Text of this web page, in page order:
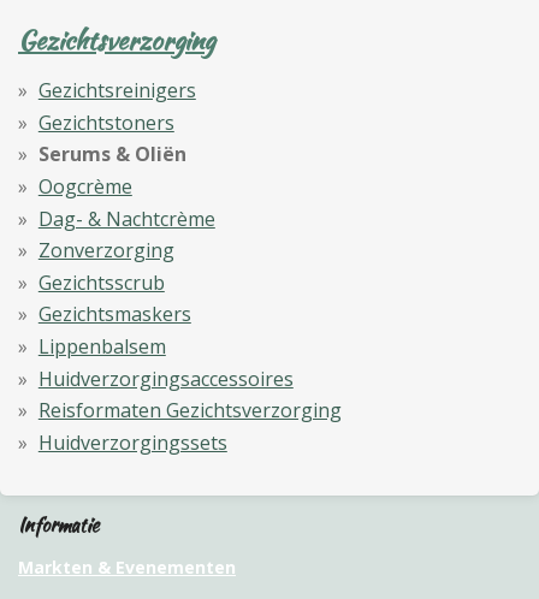
Gezichtsverzorging
Gezichtsreinigers
Gezichtstoners
Serums & Oliën
Oogcrème
Dag- & Nachtcrème
Zonverzorging
Gezichtsscrub
Gezichtsmaskers
Lippenbalsem
Huidverzorgingsaccessoires
Reisformaten Gezichtsverzorging
Huidverzorgingssets
Informatie
Markten & Evenementen